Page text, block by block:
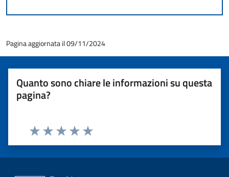
Pagina aggiornata il 09/11/2024
Quanto sono chiare le informazioni su questa
pagina?
Valuta 5 stelle su 5
Valuta 4 stelle su 5
Valuta 3 stelle su 5
Valuta 2 stelle su 5
Valuta 1 stelle su 5